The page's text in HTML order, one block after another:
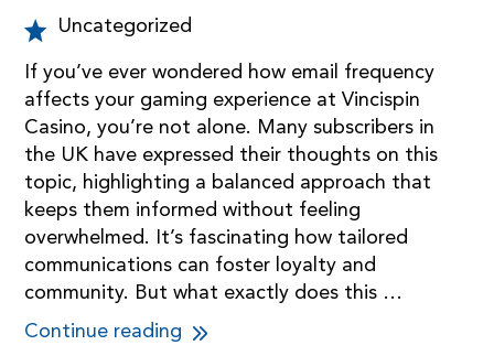
Uncategorized
If you’ve ever wondered how email frequency
affects your gaming experience at Vincispin
Casino, you’re not alone. Many subscribers in
the UK have expressed their thoughts on this
topic, highlighting a balanced approach that
keeps them informed without feeling
overwhelmed. It’s fascinating how tailored
communications can foster loyalty and
community. But what exactly does this …
Continue reading